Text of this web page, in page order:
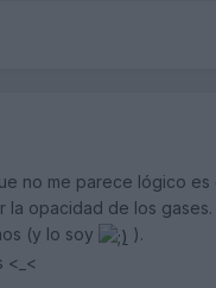
no me parece lógico
opacidad de los
(y lo soy
).
<_<